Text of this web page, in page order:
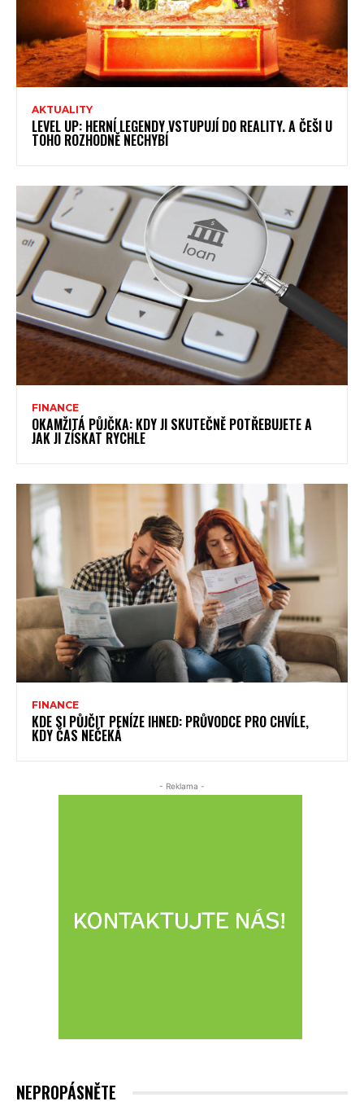
AKTUALITY
LEVEL UP: HERNÍ LEGENDY VSTUPUJÍ DO REALITY. A ČEŠI U
TOHO ROZHODNĚ NECHYBÍ
FINANCE
OKAMŽITÁ PŮJČKA: KDY JI SKUTEČNĚ POTŘEBUJETE A
JAK JI ZÍSKAT RYCHLE
FINANCE
KDE SI PŮJČIT PENÍZE IHNED: PRŮVODCE PRO CHVÍLE,
KDY ČAS NEČEKÁ
- Reklama -
NEPROPÁSNĚTE